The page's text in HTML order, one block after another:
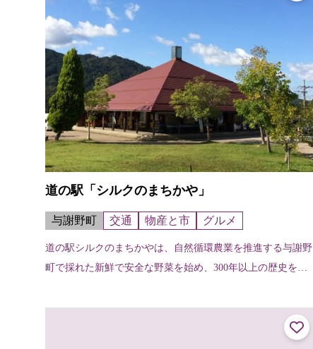
道の駅「シルクのまちかや」
与謝野町 交通 物産と市 グルメ
道の駅シルクのまちかやは、自然循環農業を推進する与謝野
町で採れた新鮮で安全な野菜を始め、300年以上の歴史を持
ています。